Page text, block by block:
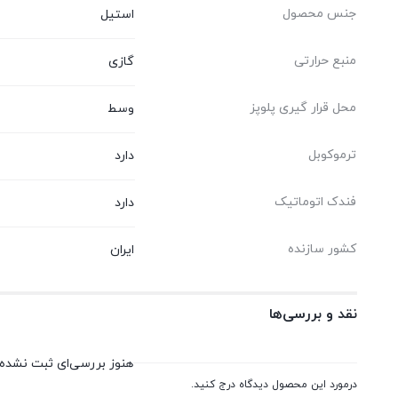
جنس محصول استیل
منبع حرارتی گازی
محل قرار گیری پلوپز وسط
ترموکوبل دارد
فندک اتوماتیک دارد
کشور سازنده ایران
نقد و بررسی‌ها
درمورد این محصول دیدگاه درج کنید.
هنوز بررسی‌ای ثبت